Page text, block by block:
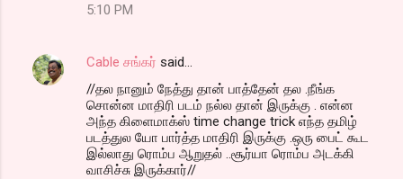
5:10 PM
Cable சங்கர் said…
//தல நானும் நேத்து தான் பாத்தேன் தல .நீங்க
சொன்ன மாதிரி படம் நல்ல தான் இருக்கு . என்ன
அந்த கிளைமாக்ஸ் time change trick எந்த தமிழ்
படத்துல யோ பார்த்த மாதிரி இருக்கு .ஒரு பைட் கூட
இல்லாது ரொம்ப ஆறுதல் ..சூர்யா ரொம்ப அடக்கி
வாசிச்சு இருக்கார்//